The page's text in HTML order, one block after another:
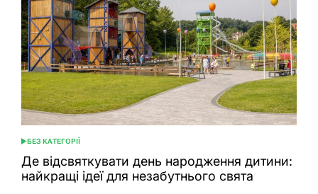
ОПУБЛІКУВАТИ
У
БЕЗ КАТЕГОРІЇ
Де відсвяткувати день народження дитини:
найкращі ідеї для незабутнього свята